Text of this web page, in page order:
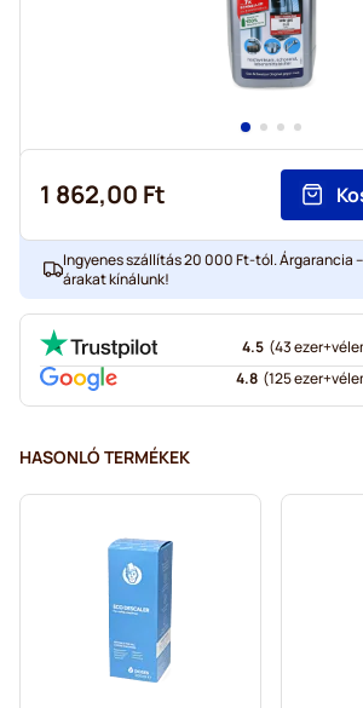
1 862,00 Ft
Ingyenes szállítás 20 000 Ft-tól. Árgarancia
árakat kínálunk!
4.5 (43 ezer+
4.8 (125 ezer+
HASONLÓ TERMÉKEK